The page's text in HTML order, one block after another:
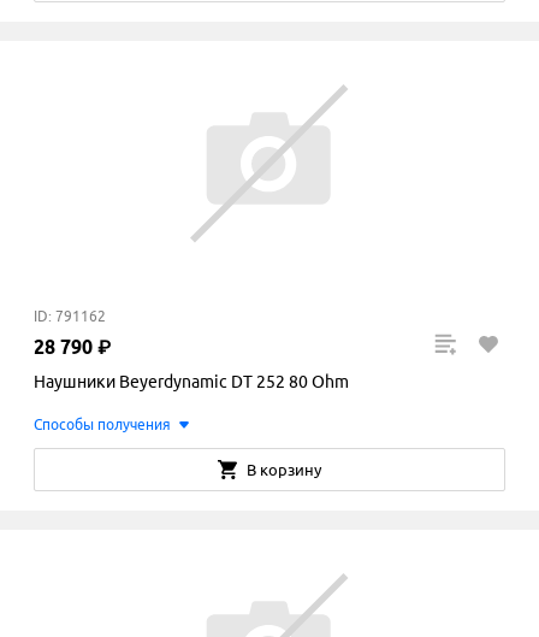
ID: 791162
28 790 ₽
Наушники Beyerdynamic DT 252 80 Ohm
Способы получения
В корзину